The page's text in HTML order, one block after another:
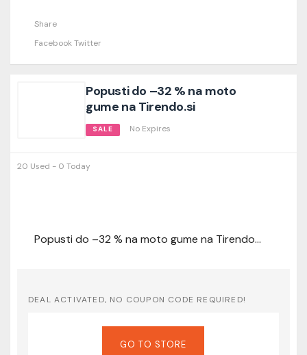
Share
FacebookTwitter
Popusti do –32 % na moto
gume na Tirendo.si
SALE No Expires
20 Used - 0 Today
Popusti do –32 % na moto gume na Tirendo.si
DEAL ACTIVATED, NO COUPON CODE REQUIRED!
GO TO STORE